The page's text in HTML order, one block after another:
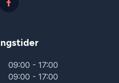
09:00 - 17:00
09:00 - 17:00